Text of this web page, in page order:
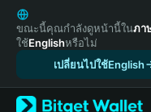
English
日本語
Tiếng Việt
Español (Latinoamérica)
Türkçe
ขณะนี้คุณกำลังดูหน้านี้ในภา
ใช้Englishหรือไม่
เปลี่ยนไปใช้English